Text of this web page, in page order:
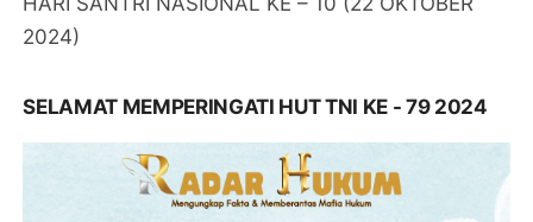
2024)
SELAMAT MEMPERINGATI HUT TNI KE - 79 2024